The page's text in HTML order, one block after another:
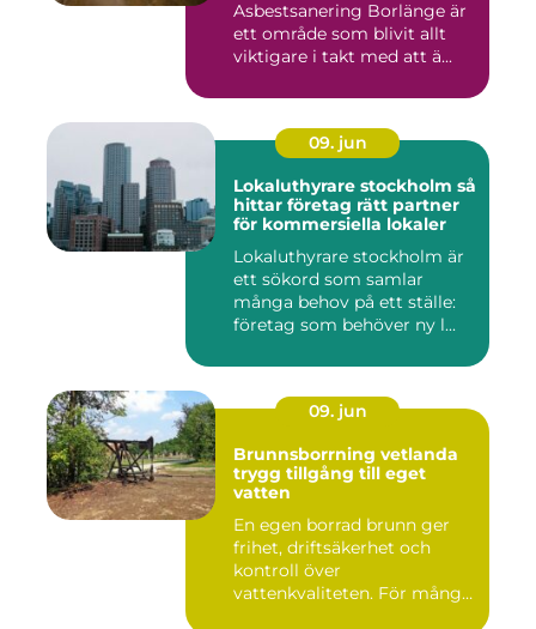
Asbestsanering Borlänge är
ett område som blivit allt
viktigare i takt med att ä...
09. jun
Lokaluthyrare stockholm så
hittar företag rätt partner
för kommersiella lokaler
Lokaluthyrare stockholm är
ett sökord som samlar
många behov på ett ställe:
företag som behöver ny l...
09. jun
Brunnsborrning vetlanda
trygg tillgång till eget
vatten
En egen borrad brunn ger
frihet, driftsäkerhet och
kontroll över
vattenkvaliteten. För många